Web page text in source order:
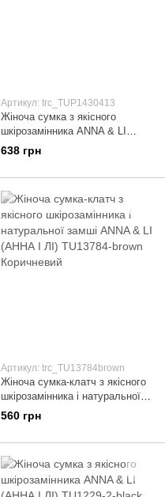
Артикул: trc_TUP1430413
Жіноча сумка з якісного
шкірозамінника ANNA & LI
(АННА І ЛІ) TUP14304-13
Бежевий
638 грн
Артикул: trc_TU13784brown
Жіноча сумка-клатч з якісного
шкірозамінника і натуральної
замші ANNA & LI (АННА І ЛІ)
TU13784-brown Коричневий
560 грн